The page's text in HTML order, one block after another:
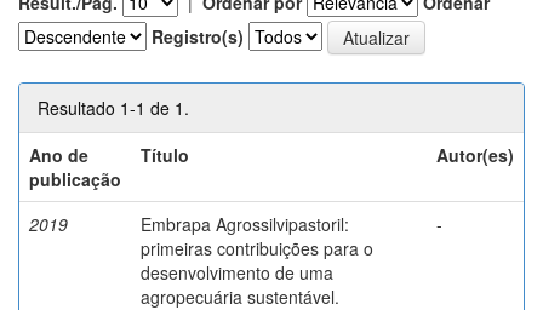
Registro(s)
Resultado 1-1 de 1.
Ano de
publicação
Título Autor(es)
2019
Embrapa Agrossilvipastoril:
primeiras contribuições para o
desenvolvimento de uma
agropecuária sustentável.
-